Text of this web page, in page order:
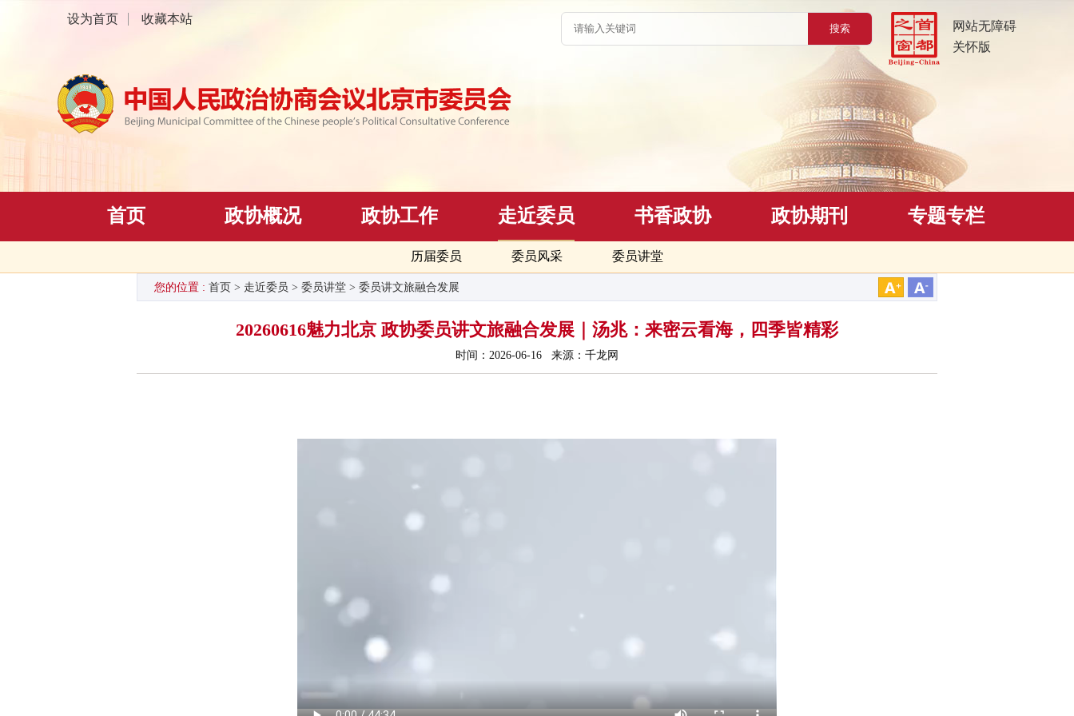
网站无障碍
关怀版
设为首页 收藏本站
首页 政协概况 政协工作 走近委员
历届委员 委员风采 委员讲堂
书香政协 政协期刊 专题专栏
您的位置 : 首页 > 走近委员 > 委员讲堂 > 委员讲文旅融合发展
20260616魅力北京 政协委员讲文旅融合发展｜汤兆：来密云看海，四季皆精彩
时间：2026-06-16 来源：千龙网